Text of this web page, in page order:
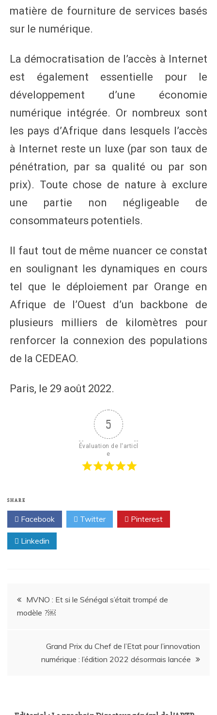
matière de fourniture de services basés
sur le numérique.
La démocratisation de l’accès à Internet
est également essentielle pour le
développement d’une économie
numérique intégrée. Or nombreux sont
les pays d’Afrique dans lesquels l’accès
à Internet reste un luxe (par son taux de
pénétration, par sa qualité ou par son
prix). Toute chose de nature à exclure
une partie non négligeable de
consommateurs potentiels.
Il faut tout de même nuancer ce constat
en soulignant les dynamiques en cours
tel que le déploiement par Orange en
Afrique de l’Ouest d’un backbone de
plusieurs milliers de kilomètres pour
renforcer la connexion des populations
de la CEDEAO.
Paris, le 29 août 2022.
5
Évaluation de l'articl
e
SHARE
Facebook Twitter Pinterest
Linkedin
MVNO : Et si le Sénégal s’était trompé de
modèle ?￼
Grand Prix du Chef de l’Etat pour l’innovation
numérique : l’édition 2022 désormais lancée